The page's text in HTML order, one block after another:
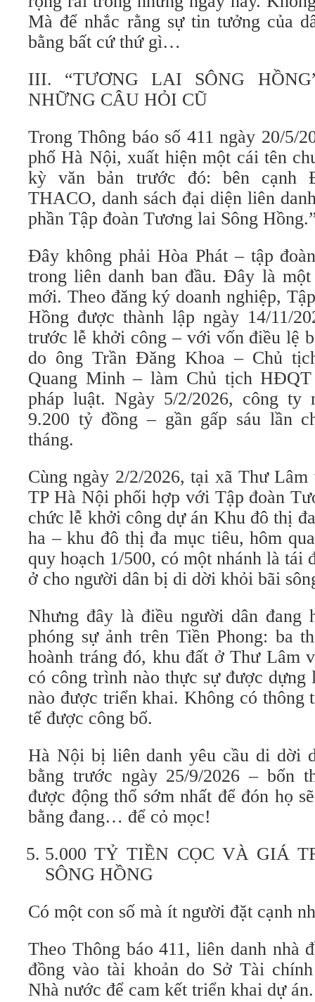
Mà để nhắc rằng sự tin tưởng của
bằng bất cứ thứ gì…
III. “TƯƠNG LAI SÔNG
NHỮNG CÂU HỎI CŨ
Trong Thông báo số 411 ngày 20/5/
phố Hà Nội, xuất hiện một cái tên
kỳ văn bản trước đó: bên cạnh
THACO, danh sách đại diện liên
phần Tập đoàn Tương lai Sông
Đây không phải Hòa Phát – tập
trong liên danh ban đầu. Đây là một
mới. Theo đăng ký doanh nghiệp,
Hồng được thành lập ngày 14/11/
trước lễ khởi công – với vốn điều lệ
do ông Trần Đăng Khoa – Chủ
Quang Minh – làm Chủ tịch
pháp luật. Ngày 5/2/2026, công ty
9.200 tỷ đồng – gần gấp sáu lần
tháng.
Cùng ngày 2/2/2026, tại xã Thư
TP Hà Nội phối hợp với Tập đoàn
chức lễ khởi công dự án Khu đô thị
ha – khu đô thị đa mục tiêu, hôm
quy hoạch 1/500, có một nhánh là tái
ở cho người dân bị di dời khỏi bãi
Nhưng đây là điều người dân đang
phóng sự ảnh trên Tiền Phong: ba
hoành tráng đó, khu đất ở Thư Lâm
có công trình nào thực sự được dựng
nào được triển khai. Không có thông
tế được công bố.
Hà Nội bị liên danh yêu cầu di dời
bằng trước ngày 25/9/2026 – bốn
được động thổ sớm nhất để đón họ
bằng đang… để cỏ mọc!
5.000 TỶ TIỀN CỌC VÀ GIÁ
SÔNG HỒNG
Có một con số mà ít người đặt cạnh
Theo Thông báo 411, liên danh nhà
đồng vào tài khoản do Sở Tài
Nhà nước để cam kết triển khai dự án.